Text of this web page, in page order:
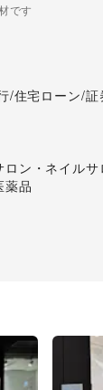
です
/住宅ローン/証
ロン・ネイルサ
薬品